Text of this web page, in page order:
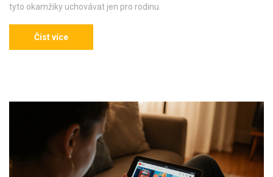
tyto okamžiky uchovávat jen pro rodinu.
Číst více